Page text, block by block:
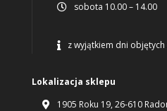
 sobota 10.00 – 14.00
 z wyjątkiem dni
Lokalizacja sklepu
 1905 Roku 19, 26-610